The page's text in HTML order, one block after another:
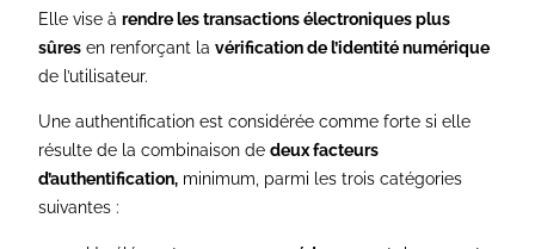
Elle vise àrendre les transactions électroniques plus
sûres en renforçant lavérification de l’identité numérique
de l’utilisateur.
Une authentification est considérée comme forte si elle
résulte de la combinaison dedeux facteurs
d’authentification, minimum, parmi les trois catégories
suivantes :